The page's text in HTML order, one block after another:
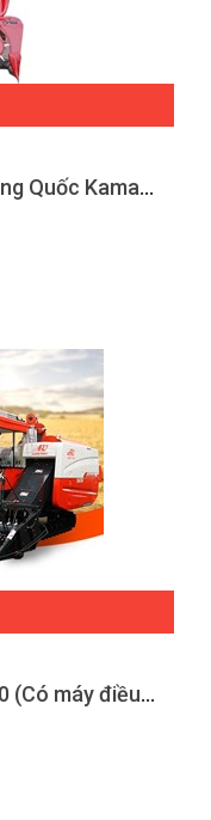
Máy gặt lúa mini lấy rơm Trung Quốc Kamast -4LBZ110
Máy gặt đập liên hợp 4LZ-4.0 (Có máy điều hòa không khí)